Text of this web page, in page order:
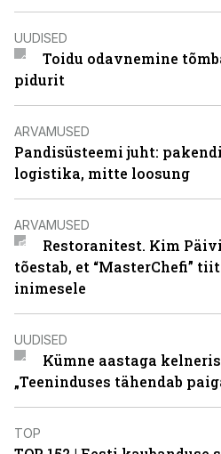
UUDISED
Toidu odavnemine
pidurit
ARVAMUSED
Pandisüsteemi juht:
logistika, mitte loosung
ARVAMUSED
Restoranitest. Kim
tõestab, et “MasterChefi”
inimesele
UUDISED
Kümne aastaga
„Teeninduses tähendab
TOP